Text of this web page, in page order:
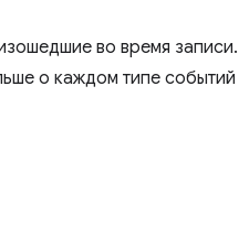
во время записи.
о каждом типе событий